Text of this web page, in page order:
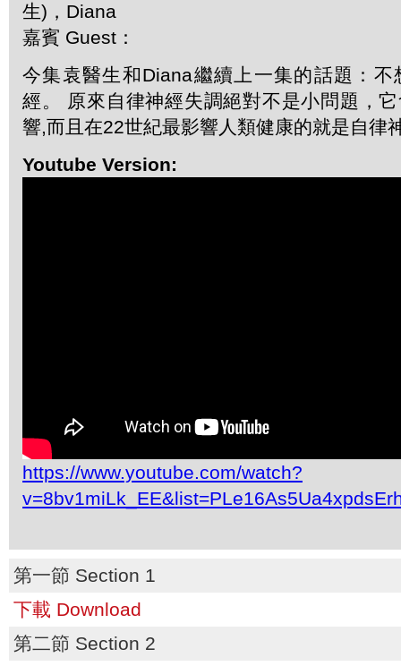
生)，Diana
嘉賓 Guest：
今集袁醫生和Diana繼續上一集的話題：
經。 原來自律神經失調絕對不是小問題，
響,而且在22世紀最影響人類健康的就是自律
Youtube Version:
https://www.youtube.com/watch?
第一節 Section 1
下載 Download
第二節 Section 2